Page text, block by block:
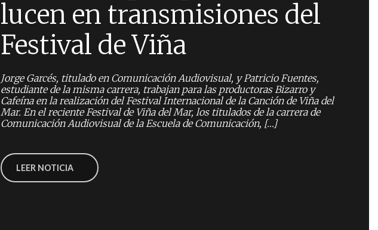
lucen en transmisiones del
Festival de Viña
Jorge Garcés, titulado en Comunicación Audiovisual, y Patricio Fuentes,
estudiante de la misma carrera, trabajan para las productoras Bizarro y
Cafeína en la realización del Festival Internacional de la Canción de Viña del
Mar. En el reciente Festival de Viña del Mar, los titulados de la carrera de
Comunicación Audiovisual de la Escuela de Comunicación, […]
LEER NOTICIA